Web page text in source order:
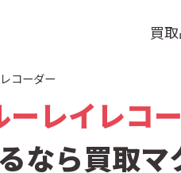
買
コーダー
ーレイレコ
なら買取マ